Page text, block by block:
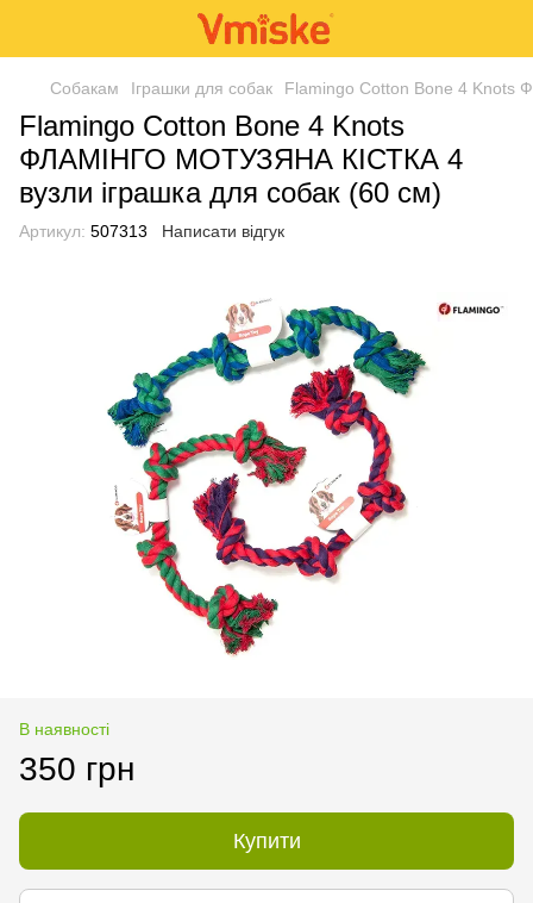
Собакам Іграшки для собак Flamingo Cotton Bone 4 Knots
Flamingo Cotton Bone 4 Knots
ФЛАМІНГО МОТУЗЯНА КІСТКА 4
вузли іграшка для собак (60 см)
Артикул: 507313 Написати відгук
В наявності
350 грн
Купити